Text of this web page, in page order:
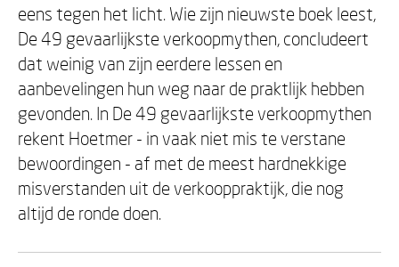
eens tegen het licht. Wie zijn nieuwste boek leest,
De 49 gevaarlijkste verkoopmythen, concludeert
dat weinig van zijn eerdere lessen en
aanbevelingen hun weg naar de praktlijk hebben
gevonden. In De 49 gevaarlijkste verkoopmythen
rekent Hoetmer - in vaak niet mis te verstane
bewoordingen - af met de meest hardnekkige
misverstanden uit de verkooppraktijk, die nog
altijd de ronde doen.